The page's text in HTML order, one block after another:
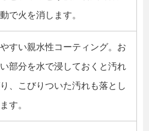
で火を消します。
すい親水性コーティング。お
部分を水で浸しておくと汚れ
、こびりついた汚れも落とし
す。